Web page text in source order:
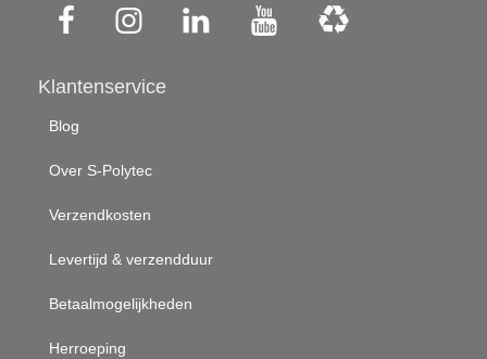
Klantenservice
Blog
Over S-Polytec
Verzendkosten
Levertijd & verzendduur
Betaalmogelijkheden
Herroeping